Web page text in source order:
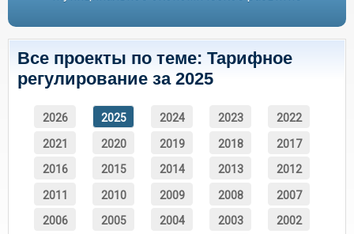
Все проекты по теме: Тарифное
регулирование за 2025
2026 2025 2024 2023 2022
2021 2020 2019 2018 2017
2016 2015 2014 2013 2012
2011 2010 2009 2008 2007
2006 2005 2004 2003 2002